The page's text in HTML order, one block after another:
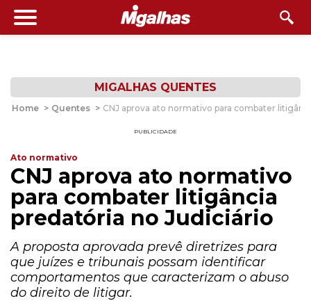
MIGALHAS QUENTES
Home > Quentes > CNJ aprova ato normativo para combater
PUBLICIDADE
Ato normativo
CNJ aprova ato normativo
para combater litigância
predatória no Judiciário
A proposta aprovada prevê diretrizes para
que juízes e tribunais possam identificar
comportamentos que caracterizam o abuso
do direito de litigar.